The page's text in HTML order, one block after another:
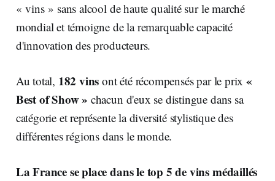
« vins » sans alcool de haute qualité sur le marché
mondial et témoigne de la remarquable capacité
d'innovation des producteurs.
Au total, 182 vinsont été récompensés par le prix«
Best of Show » chacun d'eux se distingue dans sa
catégorie et représente la diversité stylistique des
différentes régions dans le monde.
La France se place dans le top 5 de vins médaillés